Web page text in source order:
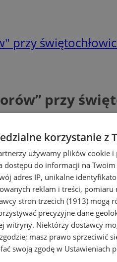
przy
przy
korzystanie z
używamy plików cookie
dostępu do informacji na
adres IP, unikalne
reklam i treści,
stron trzecich (1913) mogą
precyzyjne dane
witryny. Niektórzy dostawcy
masz prawo sprzeciwić
swoją zgodę w Ustawieniach